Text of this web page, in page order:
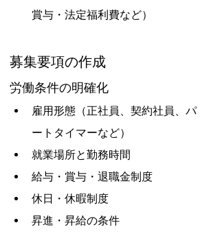
賞与・法定福利費など）
募集要項の作成
労働条件の明確化
雇用形態（正社員、契約社員、パ
ートタイマーなど）
就業場所と勤務時間
給与・賞与・退職金制度
休日・休暇制度
昇進・昇給の条件